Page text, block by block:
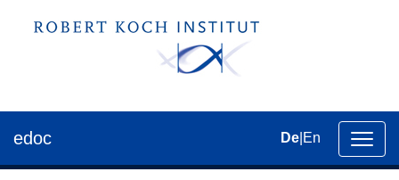
edoc De En